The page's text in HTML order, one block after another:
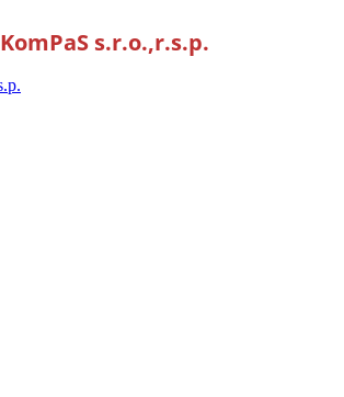
KomPaS s.r.o.,r.s.p.